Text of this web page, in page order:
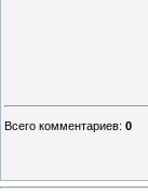
Всего комментариев: 0